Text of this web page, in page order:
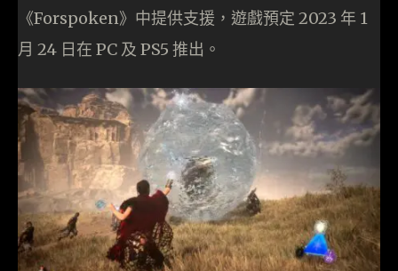
《Forspoken》中提供支援，遊戲預定 2023 年 1
月 24 日在 PC 及 PS5 推出。